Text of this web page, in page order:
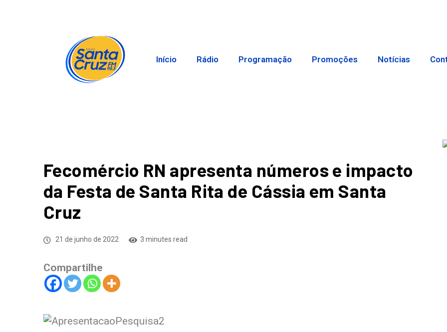
Início Rádio Programação Promoções Notícias
Fecomércio RN apresenta números e impacto
da Festa de Santa Rita de Cássia em Santa
Cruz
21 de junho de 2022 3 minutes read
Compartilhe